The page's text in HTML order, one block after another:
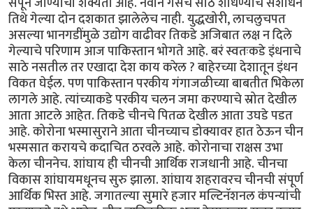
तिथे गेल्या दोन दशकात झालेलेच नाही. युद्धखोरी, लाचलुचपत
असल्या भानगडींमुळे उद्योग वाढीवर तिकडे अजिबात लक्ष न दिले
गेल्याचे परिणाम आज पाकिस्तान भोगते आहे. बरं स्वतःकडे इंधनाचे
साठे नसतील तर एखादा देश काय करेल ? बाहेरच्या देशातून इंधन
विकत घेईल. पण पाकिस्तान परकीय गंगाजळीच्या बाबतीत भिकेला
लागले आहे. त्यांच्याकडे परकीय चलन जमा करण्याचे स्रोत देखील
आता आटले आहेत. तिकडे चीनचे पितळ देखील आता उघडे पडत
आहे. कोरोना भस्मासुराने आता चीनच्याच डोक्यावर हात ठेऊन चीन
भस्मसात करायचे कदाचित ठरवले आहे. कोरोनाचा राक्षस उभा
केला चीननेच. शांघाय ही चीनची आर्थिक राजधानी आहे. चीनचा
विकास शांघायमधूनच सुरु झाला. शांघाय शहरावरच चीनची संपूर्ण
आर्थिक भिस्त आहे. जगातल्या सुमारे हजार मल्टिनॅशनल कंपन्यांची